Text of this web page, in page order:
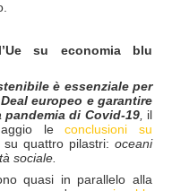
su economia blu
è essenziale per
europeo e garantire
di Covid-19, il
leconclusioni su
su quattro pilastri:oceani
à sociale.
quasi in parallelo alla